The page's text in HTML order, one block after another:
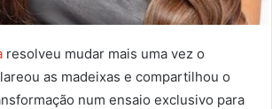
resolveu mudar mais uma vez o
as madeixas e compartilhou o
num ensaio exclusivo para